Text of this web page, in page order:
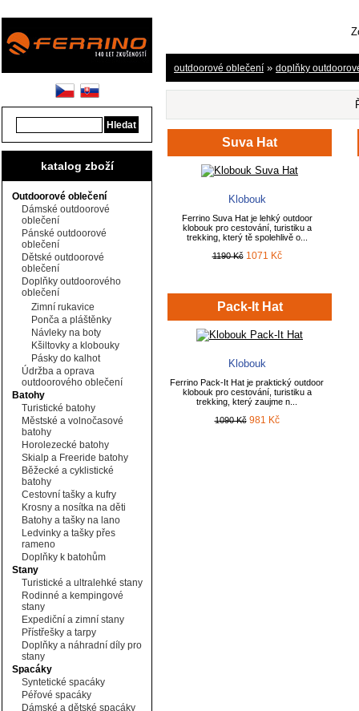
katalog zboží
Outdoorové oblečení
Dámské outdoorové
oblečení
Pánské outdoorové
oblečení
Dětské outdoorové
oblečení
Doplňky outdoorového
oblečení
Zimní rukavice
Ponča a pláštěnky
Návleky na boty
Kšiltovky a klobouky
Pásky do kalhot
Údržba a oprava
outdoorového oblečení
Batohy
Turistické batohy
Městské a volnočasové
batohy
Horolezecké batohy
Skialp a Freeride batohy
Běžecké a cyklistické
batohy
Cestovní tašky a kufry
Krosny a nosítka na děti
Batohy a tašky na lano
Ledvinky a tašky přes
rameno
Doplňky k batohům
Stany
Turistické a ultralehké stany
Rodinné a kempingové
stany
Expediční a zimní stany
Přístřešky a tarpy
Doplňky a náhradní díly pro
stany
Spacáky
Syntetické spacáky
Péřové spacáky
Dámské a dětské spacáky
outdoorové oblečení » doplňky
Suva Hat
Klobouk
Ferrino Suva Hat je lehký outdoor
klobouk pro cestování, turistiku a
trekking, který tě spolehlivě o...
1190 Kč 1071 Kč
Pack-It Hat
Klobouk
Ferrino Pack-It Hat je praktický outdoor
klobouk pro cestování, turistiku a
trekking, který zaujme n...
1090 Kč 981 Kč